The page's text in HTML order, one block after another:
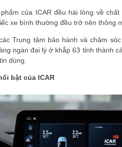
của ICAR đều hài lòng về
xe bình thường đều trở nên thông
Trung tâm bảo hành và chăm
ngàn đại lý ở khắp 63 tỉnh thành
dùng.
bật của ICAR